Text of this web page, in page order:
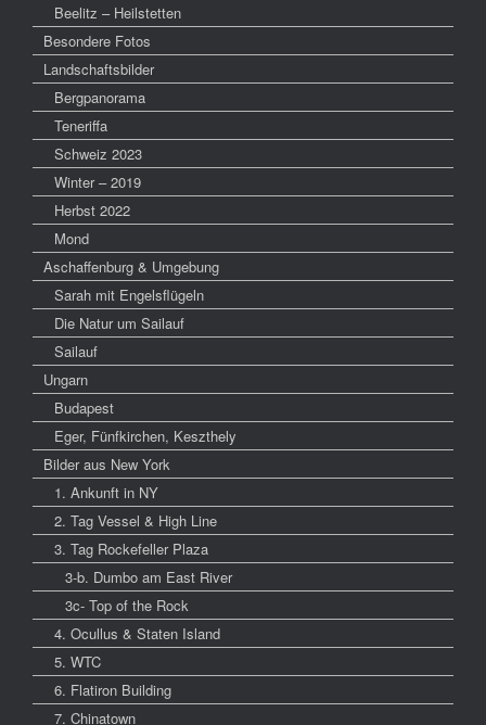
Beelitz – Heilstetten
Besondere Fotos
Landschaftsbilder
Bergpanorama
Teneriffa
Schweiz 2023
Winter – 2019
Herbst 2022
Mond
Aschaffenburg & Umgebung
Sarah mit Engelsflügeln
Die Natur um Sailauf
Sailauf
Ungarn
Budapest
Eger, Fünfkirchen, Keszthely
Bilder aus New York
1. Ankunft in NY
2. Tag Vessel & High Line
3. Tag Rockefeller Plaza
3-b. Dumbo am East River
3c- Top of the Rock
4. Ocullus & Staten Island
5. WTC
6. Flatiron Building
7. Chinatown